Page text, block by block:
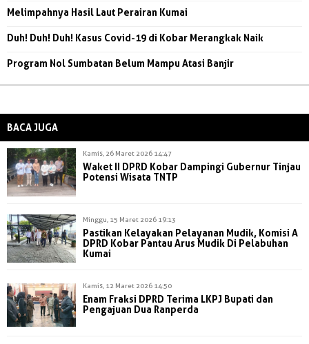
Melimpahnya Hasil Laut Perairan Kumai
Duh! Duh! Duh! Kasus Covid-19 di Kobar Merangkak Naik
Program Nol Sumbatan Belum Mampu Atasi Banjir
BACA JUGA
Kamis, 26 Maret 2026 14:47
Waket II DPRD Kobar Dampingi Gubernur Tinjau
Potensi Wisata TNTP
Minggu, 15 Maret 2026 19:13
Pastikan Kelayakan Pelayanan Mudik, Komisi A
DPRD Kobar Pantau Arus Mudik Di Pelabuhan
Kumai
Kamis, 12 Maret 2026 14:50
Enam Fraksi DPRD Terima LKPJ Bupati dan
Pengajuan Dua Ranperda